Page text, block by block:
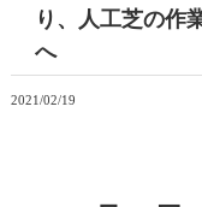
り、人工芝の作
へ
2021/02/19